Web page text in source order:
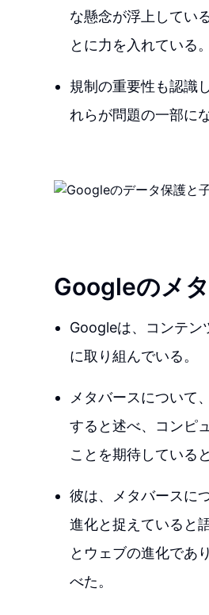
な懸念が浮上してい
とに力を入れている。
規制の重要性も認識
れらが問題の一部に
Googleのメ
Googleは、コンテン
に取り組んでいる。
メタバースについて
すると述べ、コンピ
ことを期待している
彼は、メタバースに
進化と捉えていると
とウェブの進化であ
べた。